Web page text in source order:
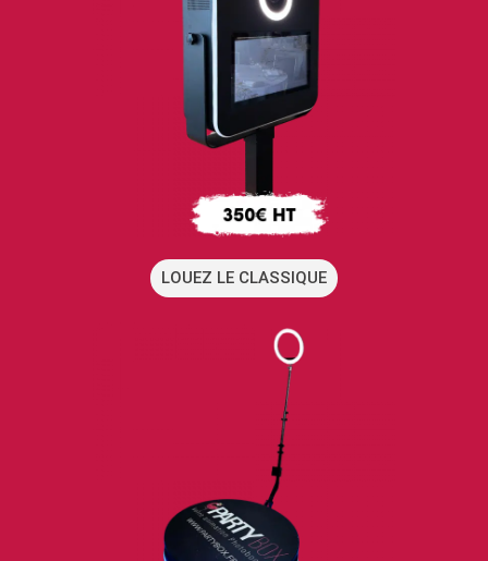
LOUEZ LE CLASSIQUE